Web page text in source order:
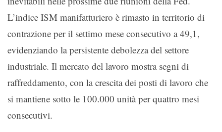
L’indice ISM manifatturiero è rimasto in territorio di
contrazione per il settimo mese consecutivo a 49,1,
evidenziando la persistente debolezza del settore
industriale. Il mercato del lavoro mostra segni di
raffreddamento, con la crescita dei posti di lavoro che
si mantiene sotto le 100.000 unità per quattro mesi
consecutivi.